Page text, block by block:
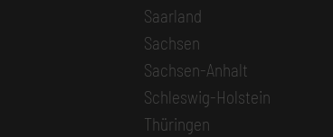
Saarland
Sachsen
Sachsen-Anhalt
Schleswig-Holstein
Thüringen